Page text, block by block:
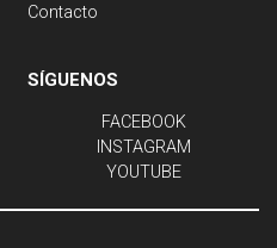
Contacto
SÍGUENOS
FACEBOOK
INSTAGRAM
YOUTUBE